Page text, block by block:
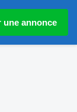
une annonce